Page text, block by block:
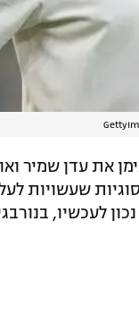
את עדן שמיר
שעשויות
לעכשיו,